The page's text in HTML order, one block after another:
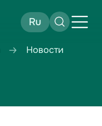
Ru
Новости